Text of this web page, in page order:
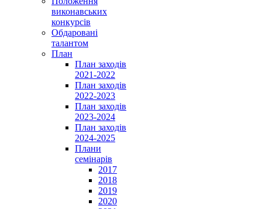
виконавських
конкурсів
Обдаровані
талантом
План
План заходів
2021-2022
План заходів
2022-2023
План заходів
2023-2024
План заходів
2024-2025
Плани
семінарів
2017
2018
2019
2020